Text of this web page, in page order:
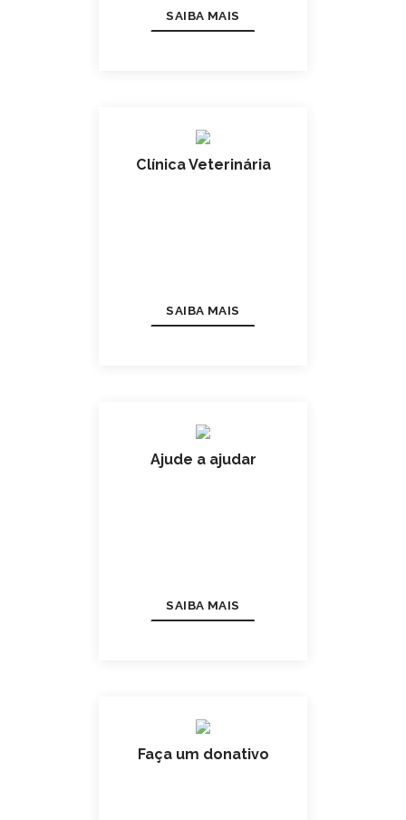
SAIBA MAIS
Clínica Veterinária
SAIBA MAIS
Ajude a ajudar
SAIBA MAIS
Faça um donativo